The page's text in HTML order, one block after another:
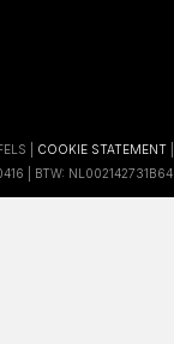
| COOKIE STATEMENT
| BTW: NL002142731B64